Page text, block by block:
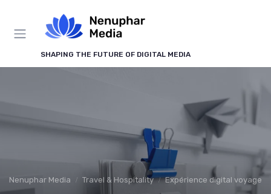
SHAPING THE FUTURE OF DIGITAL MEDIA
Nenuphar Media Travel & Hospitality Expérience digital voyageur